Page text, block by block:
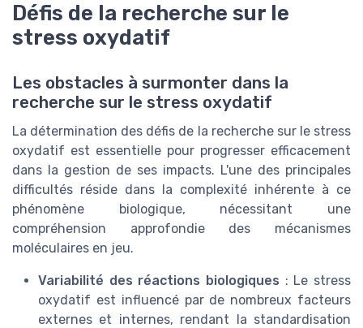
Défis de la recherche sur le
stress oxydatif
Les obstacles à surmonter dans la
recherche sur le stress oxydatif
La détermination des défis de la recherche sur le stress
oxydatif est essentielle pour progresser efficacement
dans la gestion de ses impacts. L'une des principales
difficultés réside dans la complexité inhérente à ce
phénomène biologique, nécessitant une
compréhension approfondie des mécanismes
moléculaires en jeu.
Variabilité des réactions biologiques : Le stress
oxydatif est influencé par de nombreux facteurs
externes et internes, rendant la standardisation